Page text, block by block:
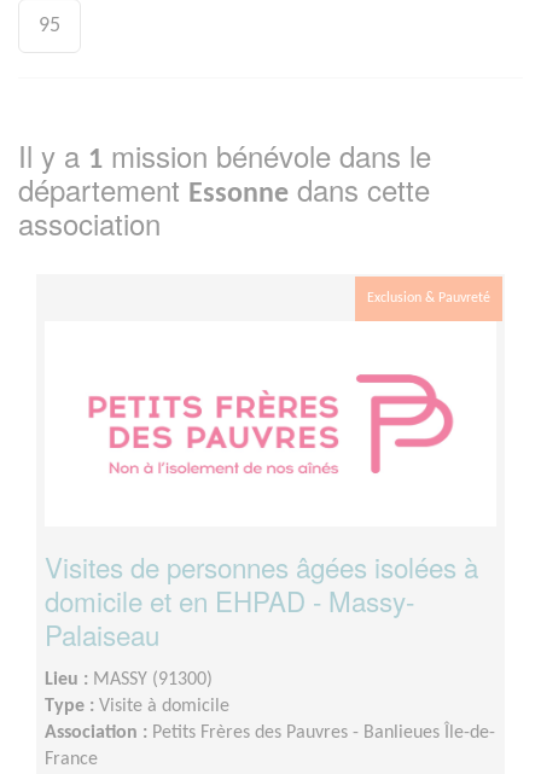
95
Il y a 1 mission bénévole dans le
département Essonne dans cette
association
Exclusion & Pauvreté
Visites de personnes âgées isolées à
domicile et en EHPAD - Massy-
Palaiseau
Lieu : MASSY (91300)
Type : Visite à domicile
Association : Petits Frères des Pauvres - Banlieues Île-de-
France